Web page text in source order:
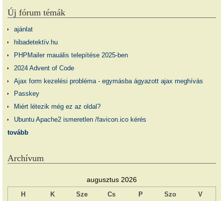
Új fórum témák
ajánlat
hibadetektív.hu
PHPMailer mauális telepítése 2025-ben
2024 Advent of Code
Ajax form kezelési probléma - egymásba ágyazott ajax meghívás
Passkey
Miért létezik még ez az oldal?
Ubuntu Apache2 ismeretlen /favicon.ico kérés
tovább
Archívum
augusztus 2026
H K Sze Cs P Szo V